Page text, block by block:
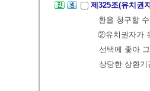
제325조(유치권
환을 청구할
②유치권자가
선택에 좇아
상당한 상환